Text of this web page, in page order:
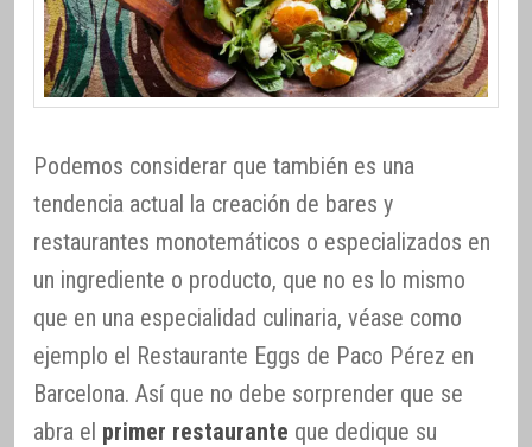
Podemos considerar que también es una
tendencia actual la creación de bares y
restaurantes monotemáticos o especializados en
un ingrediente o producto, que no es lo mismo
que en una especialidad culinaria, véase como
ejemplo el Restaurante Eggs de Paco Pérez en
Barcelona. Así que no debe sorprender que se
abra el primer restaurante que dedique su